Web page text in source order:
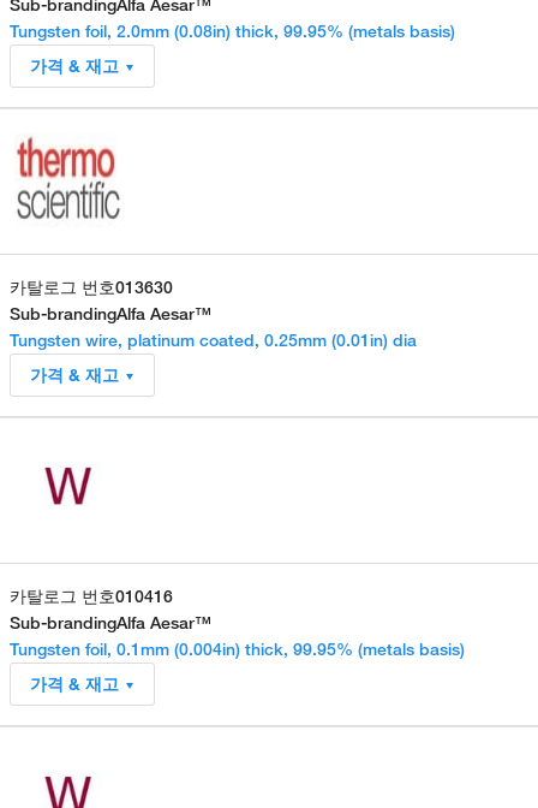
Sub-brandingAlfa Aesar™
Tungsten foil, 2.0mm (0.08in) thick, 99.95% (metals basis)
가격 & 재고
카탈로그 번호013630
Sub-brandingAlfa Aesar™
Tungsten wire, platinum coated, 0.25mm (0.01in) dia
가격 & 재고
카탈로그 번호010416
Sub-brandingAlfa Aesar™
Tungsten foil, 0.1mm (0.004in) thick, 99.95% (metals basis)
가격 & 재고